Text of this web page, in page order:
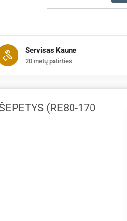
Besisukantis
170
Plus)
Servisas Kaune
20 metų patirties
(RE80-170